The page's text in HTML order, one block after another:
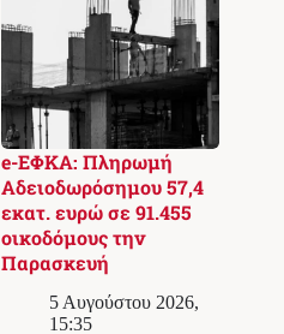
e-ΕΦΚΑ: Πληρωμή
Αδειοδωρόσημου 57,4
εκατ. ευρώ σε 91.455
οικοδόμους την
Παρασκευή
5 Αυγούστου 2026,
15:35